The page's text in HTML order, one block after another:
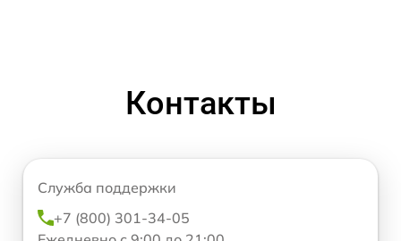
Контакты
Служба поддержки
+7 (800) 301-34-05